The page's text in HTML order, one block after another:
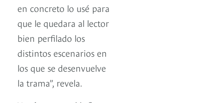
en concreto lo usé para
que le quedara al lector
bien perfilado los
distintos escenarios en
los que se desenvuelve
la trama”, revela.